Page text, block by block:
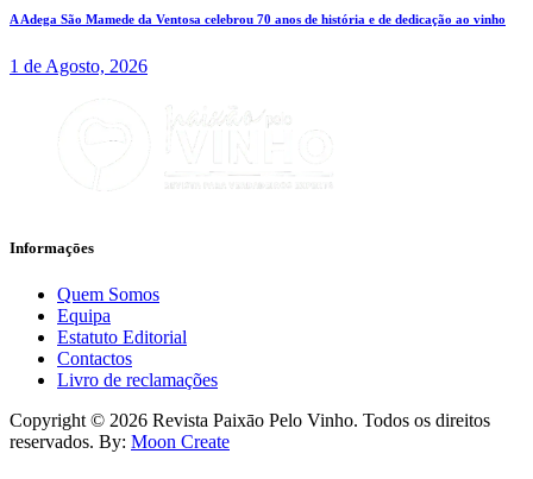
A Adega São Mamede da Ventosa celebrou 70 anos de história e de dedicação ao vinho
1 de Agosto, 2026
Informaçōes
Quem Somos
Equipa
Estatuto Editorial
Contactos
Livro de reclamações
facebook-
1
instagram
Copyright © 2026 Revista Paixāo Pelo Vinho. Todos os direitos
reservados. By: Moon Create